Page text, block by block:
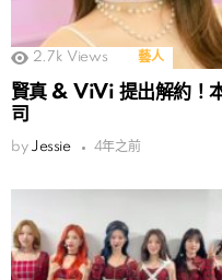
2.7k Views 藝人
賢真 & ViVi 提出解約！
司
by Jessie 4年之前